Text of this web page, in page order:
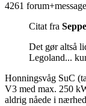
4261
Citat fra Seppe
Det gør altså
Legoland...
Honningsvåg SuC
V3 med max. 250
aldrig nåede i